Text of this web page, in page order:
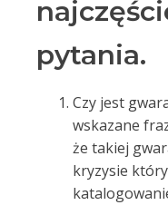
pytania.
Czy jest
wskazane
że takiej
kryzysie